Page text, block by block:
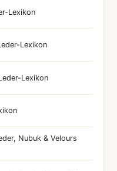
Lexikon
Lexikon
Lexikon
Nubuk & Velours